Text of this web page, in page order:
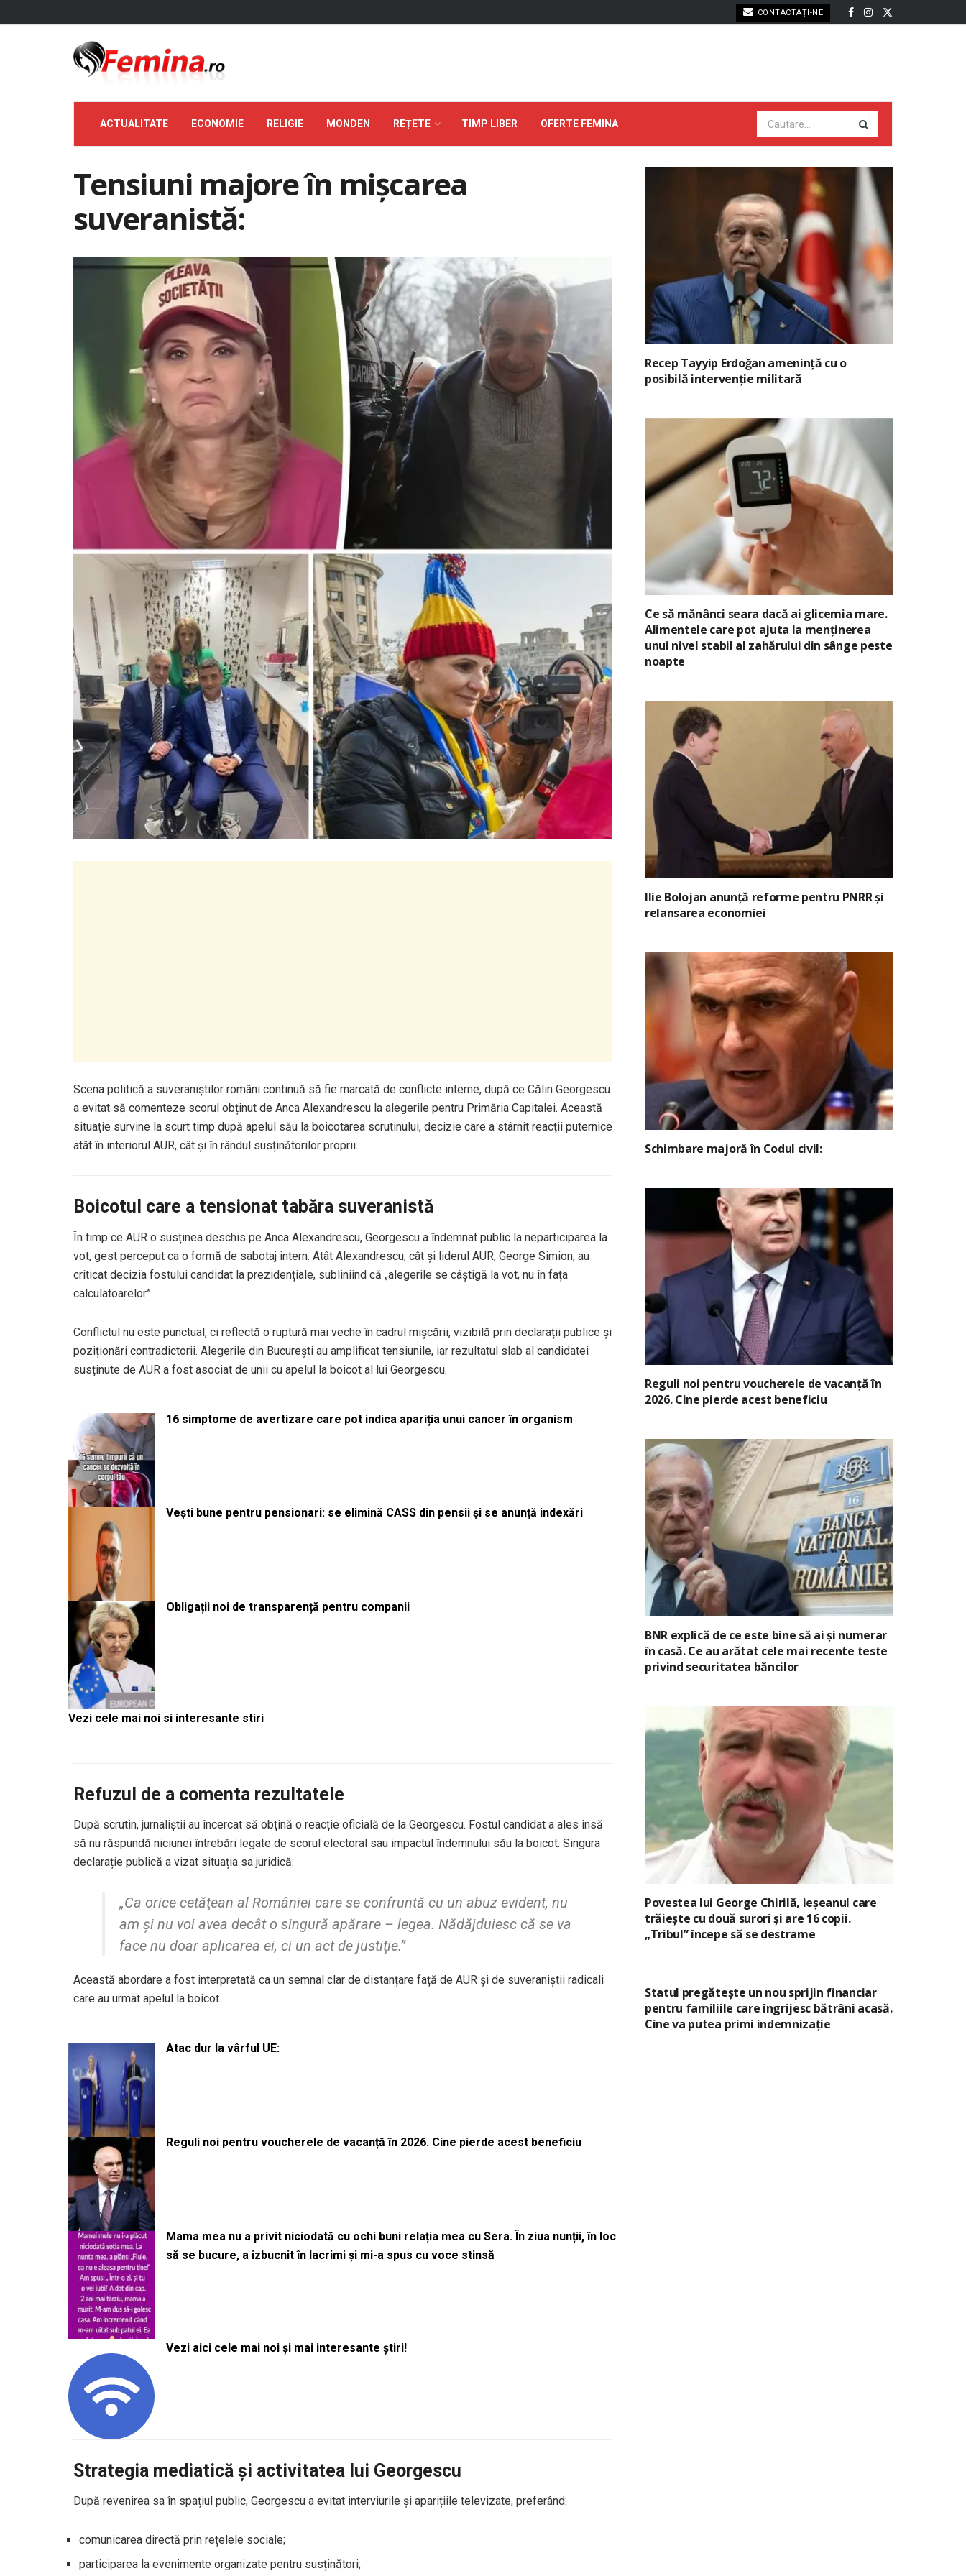
CONTACTAȚI-NE
ACTUALITATE ECONOMIE RELIGIE MONDEN REȚETE TIMP LIBER OFERTE FEMINA
Tensiuni majore în mișcarea
suveranistă:
Scena politică a suveraniștilor români continuă să fie marcată de conflicte interne, după ce Călin Georgescu
a evitat să comenteze scorul obținut de Anca Alexandrescu la alegerile pentru Primăria Capitalei. Această
situație survine la scurt timp după apelul său la boicotarea scrutinului, decizie care a stârnit reacții puternice
atât în interiorul AUR, cât și în rândul susținătorilor proprii.
Boicotul care a tensionat tabăra suveranistă
În timp ce AUR o susținea deschis pe Anca Alexandrescu, Georgescu a îndemnat public la neparticiparea la
vot, gest perceput ca o formă de sabotaj intern. Atât Alexandrescu, cât și liderul AUR, George Simion, au
criticat decizia fostului candidat la prezidențiale, subliniind că „alegerile se câștigă la vot, nu în fața
calculatoarelor”.
Conflictul nu este punctual, ci reflectă o ruptură mai veche în cadrul mișcării, vizibilă prin declarații publice și
poziționări contradictorii. Alegerile din București au amplificat tensiunile, iar rezultatul slab al candidatei
susținute de AUR a fost asociat de unii cu apelul la boicot al lui Georgescu.
16 simptome de avertizare care pot indica apariția unui cancer în organism
Vești bune pentru pensionari: se elimină CASS din pensii și se anunță indexări
Obligații noi de transparență pentru companii
Vezi cele mai noi si interesante stiri
Refuzul de a comenta rezultatele
După scrutin, jurnaliștii au încercat să obțină o reacție oficială de la Georgescu. Fostul candidat a ales însă
să nu răspundă niciunei întrebări legate de scorul electoral sau impactul îndemnului său la boicot. Singura
declarație publică a vizat situația sa juridică:
„Ca orice cetăţean al României care se confruntă cu un abuz evident, nu
am şi nu voi avea decât o singură apărare – legea. Nădăjduiesc că se va
face nu doar aplicarea ei, ci un act de justiţie.”
Această abordare a fost interpretată ca un semnal clar de distanțare față de AUR și de suveraniștii radicali
care au urmat apelul la boicot.
Atac dur la vârful UE:
Reguli noi pentru voucherele de vacanță în 2026. Cine pierde acest beneficiu
Mama mea nu a privit niciodată cu ochi buni relația mea cu Sera. În ziua nunții, în loc
să se bucure, a izbucnit în lacrimi și mi-a spus cu voce stinsă
Vezi aici cele mai noi și mai interesante știri!
Strategia mediatică și activitatea lui Georgescu
După revenirea sa în spațiul public, Georgescu a evitat interviurile și aparițiile televizate, preferând:
comunicarea directă prin rețelele sociale;
participarea la evenimente organizate pentru susținători;
Recep Tayyip Erdoğan amenință cu o
posibilă intervenție militară
Ce să mănânci seara dacă ai glicemia mare.
Alimentele care pot ajuta la menținerea
unui nivel stabil al zahărului din sânge peste
noapte
Ilie Bolojan anunță reforme pentru PNRR și
relansarea economiei
Schimbare majoră în Codul civil:
Reguli noi pentru voucherele de vacanță în
2026. Cine pierde acest beneficiu
BNR explică de ce este bine să ai și numerar
în casă. Ce au arătat cele mai recente teste
privind securitatea băncilor
Povestea lui George Chirilă, ieșeanul care
trăiește cu două surori și are 16 copii.
„Tribul” începe să se destrame
Statul pregătește un nou sprijin financiar
pentru familiile care îngrijesc bătrâni acasă.
Cine va putea primi indemnizație